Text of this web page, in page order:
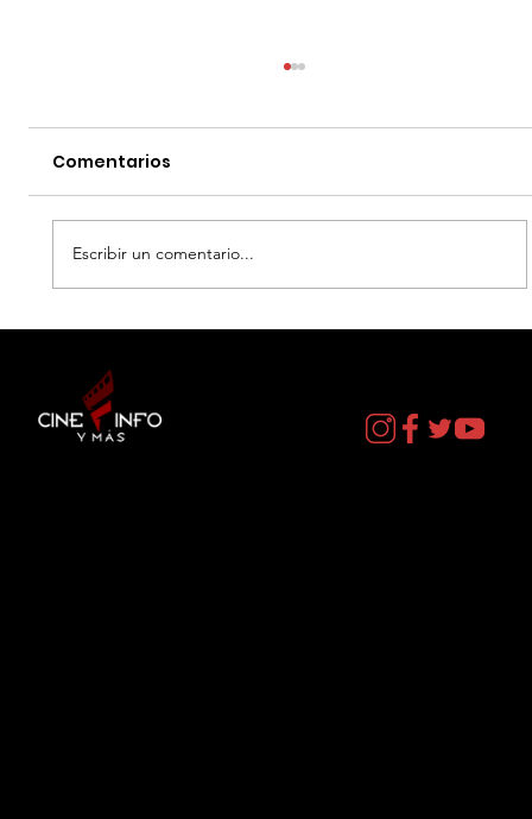
CURIOSOS por LIZ GIL
Comentarios
Escribir un comentario...